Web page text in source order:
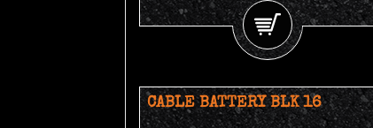
CABLE BATTERY BLK 16